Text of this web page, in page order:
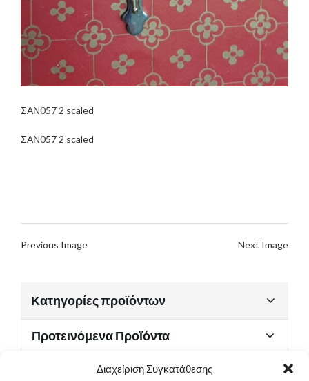
Διαχείριση Συγκατάθεσης
ΣΑΝ057 2 scaled
ΣΑΝ057 2 scaled
Previous Image Next Image
Κατηγορίες προϊόντων
Προτεινόμενα Προϊόντα